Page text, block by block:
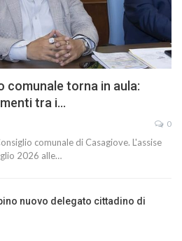
comunale torna in aula:
tra i…
0
comunale di Casagiove. L'assise
2026 alle…
nuovo delegato cittadino di